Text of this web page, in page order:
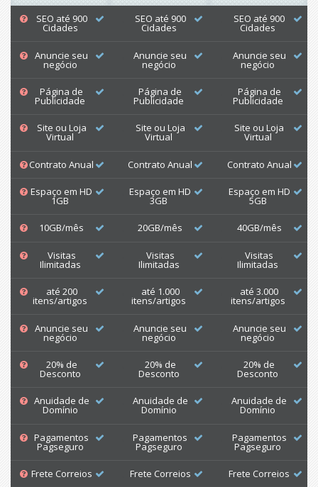
SEO até 900
Cidades
Anuncie seu
negócio
Página de
Publicidade
Site ou Loja
Virtual
Contrato Anual
Espaço em HD
1GB
10GB/mês
Visitas
Ilimitadas
até 200
itens/artigos
Anuncie seu
negócio
20% de
Desconto
Anuidade de
Domínio
Pagamentos
Pagseguro
Frete Correios
SEO até 900
Cidades
Anuncie seu
negócio
Página de
Publicidade
Site ou Loja
Virtual
Contrato Anual
Espaço em HD
3GB
20GB/mês
Visitas
Ilimitadas
até 1.000
itens/artigos
Anuncie seu
negócio
20% de
Desconto
Anuidade de
Domínio
Pagamentos
Pagseguro
Frete Correios
SEO até 900
Cidades
Anuncie seu
negócio
Página de
Publicidade
Site ou Loja
Virtual
Contrato Anual
Espaço em HD
5GB
40GB/mês
Visitas
Ilimitadas
até 3.000
itens/artigos
Anuncie seu
negócio
20% de
Desconto
Anuidade de
Domínio
Pagamentos
Pagseguro
Frete Correios